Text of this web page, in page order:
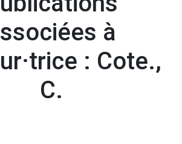
à
: Cote.,
C.